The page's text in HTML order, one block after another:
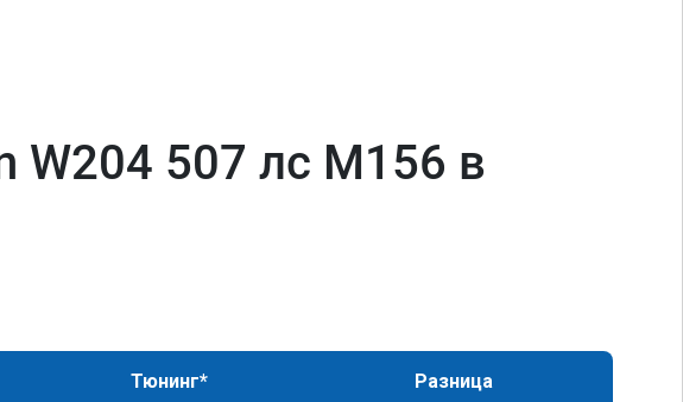
W204 507 лс M156 в
Тюнинг* Разница